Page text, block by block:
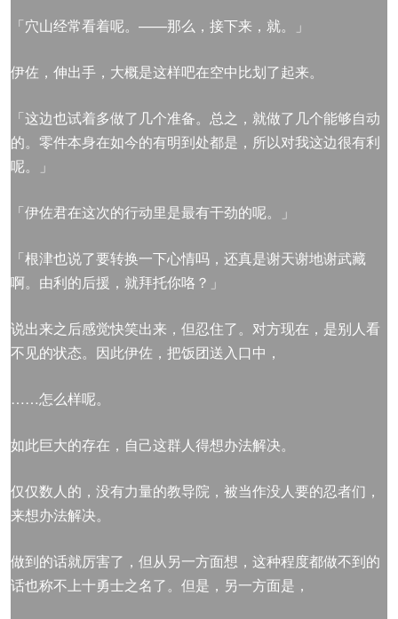
「穴山经常看着呢。——那么，接下来，就。」
伊佐，伸出手，大概是这样吧在空中比划了起来。
「这边也试着多做了几个准备。总之，就做了几个能够自动
的。零件本身在如今的有明到处都是，所以对我这边很有利
呢。」
「伊佐君在这次的行动里是最有干劲的呢。」
「根津也说了要转换一下心情吗，还真是谢天谢地谢武藏
啊。由利的后援，就拜托你咯？」
说出来之后感觉快笑出来，但忍住了。对方现在，是别人看
不见的状态。因此伊佐，把饭团送入口中，
……怎么样呢。
如此巨大的存在，自己这群人得想办法解决。
仅仅数人的，没有力量的教导院，被当作没人要的忍者们，
来想办法解决。
做到的话就厉害了，但从另一方面想，这种程度都做不到的
话也称不上十勇士之名了。但是，另一方面是，